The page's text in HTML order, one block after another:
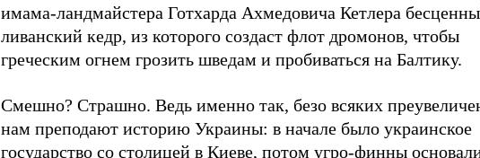
имама-ландмайстера Готхарда Ахмедовича Кетлера
ливанский кедр, из которого создаст флот дромонов, чтобы
греческим огнем грозить шведам и пробиваться на Балтику.
Смешно? Страшно. Ведь именно так, безо всяких
нам преподают историю Украины: в начале было украинское
государство со столицей в Киеве, потом угро-финны